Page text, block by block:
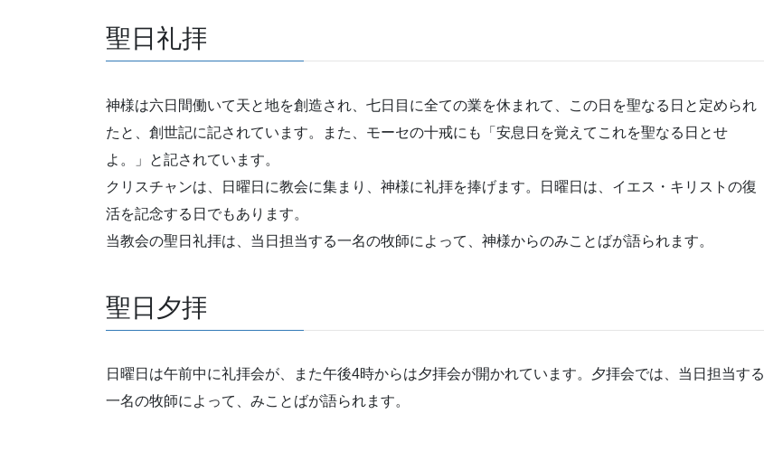
聖日礼拝
神様は六日間働いて天と地を創造され、七日目に全ての業を休まれて、この日を聖なる日と定められ
たと、創世記に記されています。また、モーセの十戒にも「安息日を覚えてこれを聖なる日とせ
よ。」と記されています。
クリスチャンは、日曜日に教会に集まり、神様に礼拝を捧げます。日曜日は、イエス・キリストの復
活を記念する日でもあります。
当教会の聖日礼拝は、当日担当する一名の牧師によって、神様からのみことばが語られます。
聖日夕拝
日曜日は午前中に礼拝会が、また午後4時からは夕拝会が開かれています。夕拝会では、当日担当する
一名の牧師によって、みことばが語られます。